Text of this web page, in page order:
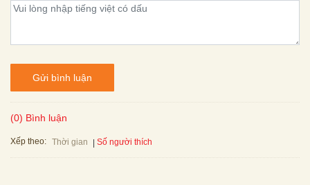
Gửi bình luận
(0) Bình luận
Xếp theo: Thời gian Số người thích